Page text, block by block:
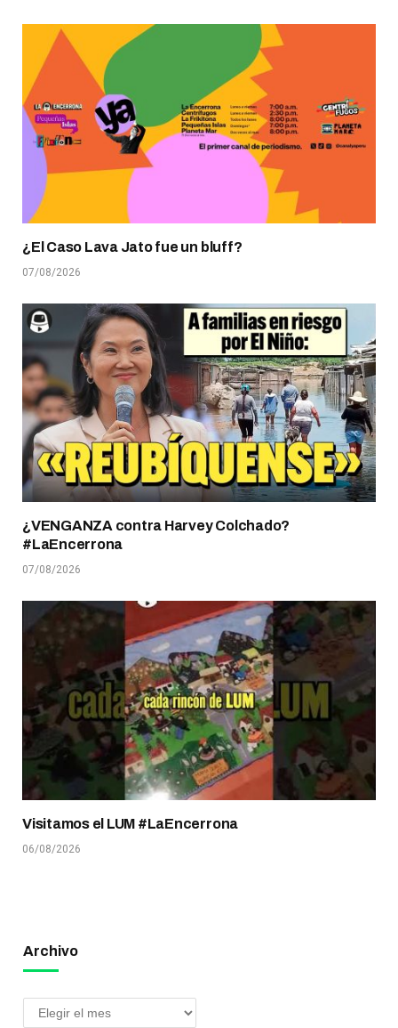
¿El Caso Lava Jato fue un bluff?
07/08/2026
¿VENGANZA contra Harvey Colchado?
#LaEncerrona
07/08/2026
Visitamos el LUM #LaEncerrona
06/08/2026
Archivo